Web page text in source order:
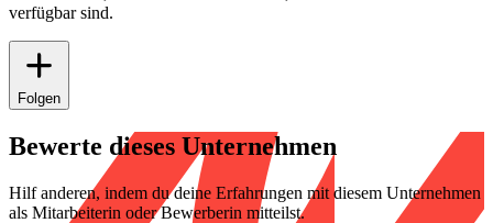
verfügbar sind.
Folgen
Bewerte dieses Unternehmen
Hilf anderen, indem du deine Erfahrungen mit diesem Unternehmen
als Mitarbeiterin oder Bewerberin mitteilst.